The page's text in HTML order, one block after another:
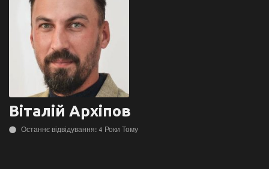
Головна
Контакти
Про нас
Підтримати проєкт
Правила для блогерів
Віталій Архіпов
Останнє відвідування: 4 Роки Тому